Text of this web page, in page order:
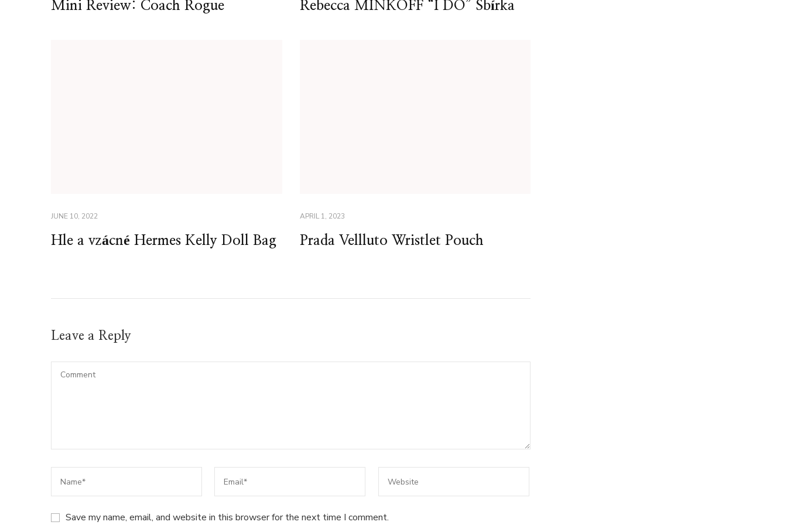
Mini Review: Coach Rogue Rebecca MINKOFF “I DO” Sbírka
JUNE 10, 2022
Hle a vzácné Hermes Kelly Doll Bag
APRIL 1, 2023
Prada Vellluto Wristlet Pouch
Leave a Reply
Save my name, email, and website in this browser for the next time I comment.